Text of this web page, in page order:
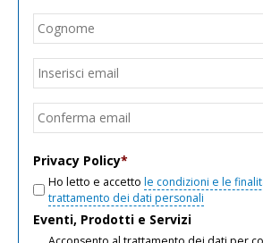
Email
Privacy Policy*
Ho letto e accetto le condizioni e le
trattamento dei dati personali
Eventi, Prodotti e Servizi